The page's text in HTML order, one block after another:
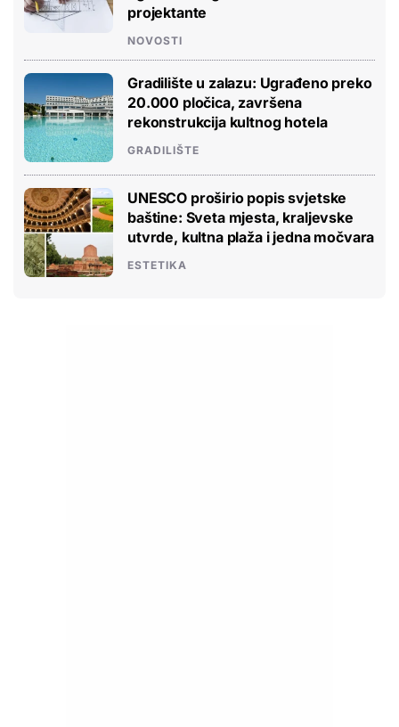
projektante
NOVOSTI
Gradilište u zalazu: Ugrađeno preko
20.000 pločica, završena
rekonstrukcija kultnog hotela
GRADILIŠTE
UNESCO proširio popis svjetske
baštine: Sveta mjesta, kraljevske
utvrde, kultna plaža i jedna močvara
ESTETIKA